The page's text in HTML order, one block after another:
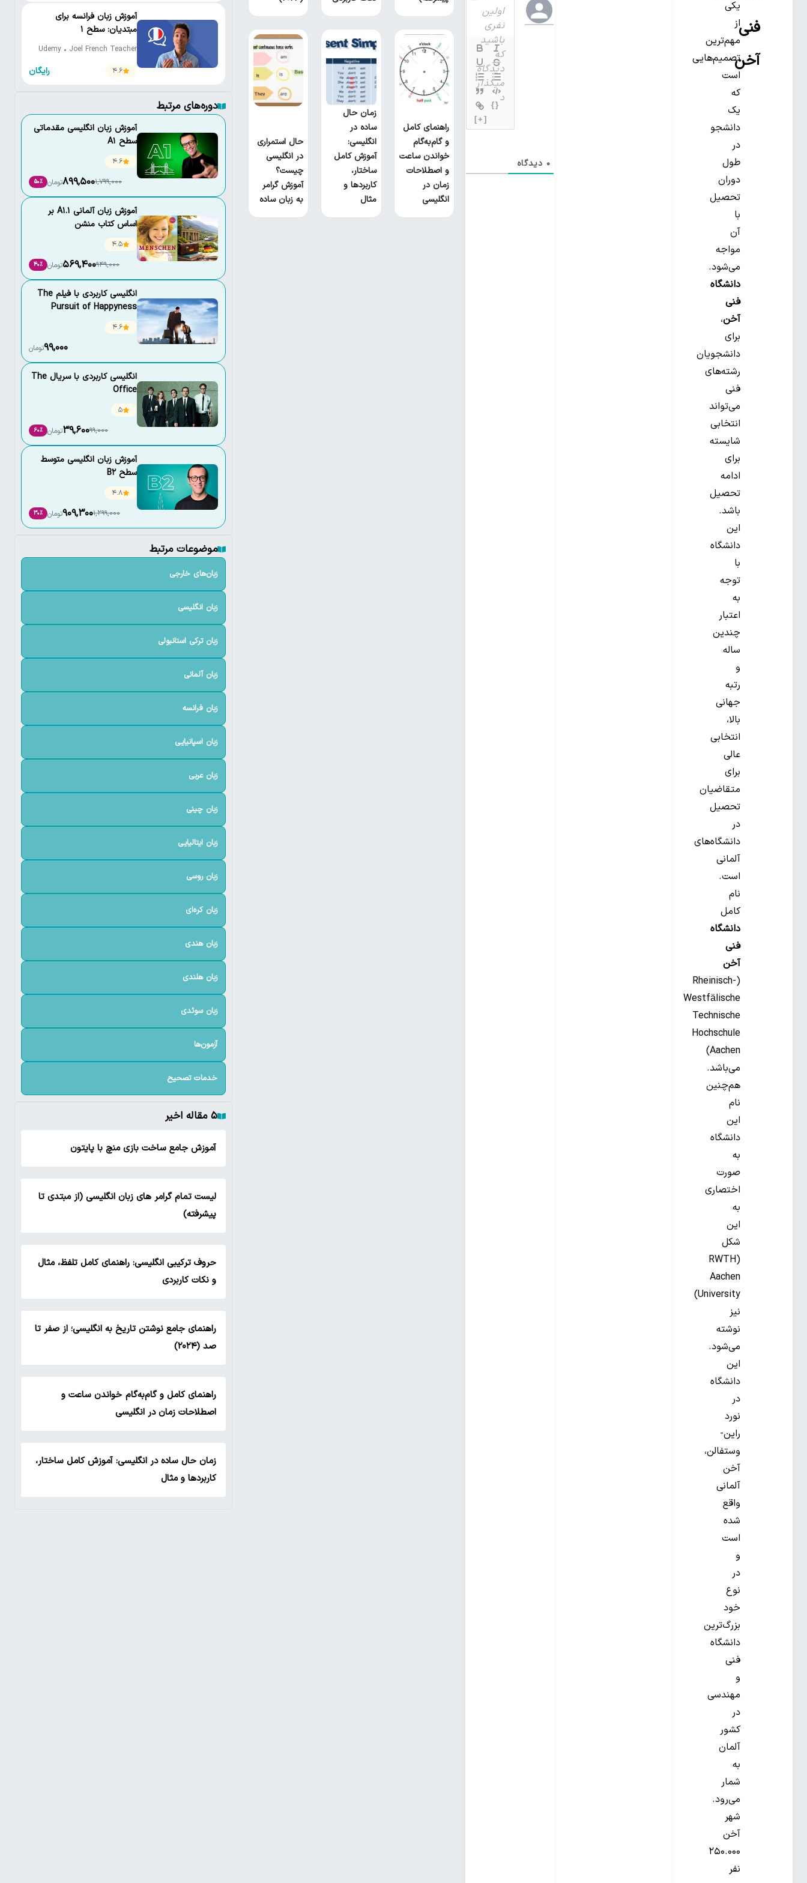
فنی
آخن
یکی
از
مهم‌ترین
تصمیم‌هایی
است
که
یک
دانشجو
در
طول
دوران
تحصیل
با
آن
مواجه
می‌شود.
دانشگاه
فنی
آخن،
برای
دانشجویان
رشته‌های
فنی
می‌تواند
انتخابی
شایسته
برای
ادامه
تحصیل
باشد.
این
دانشگاه
با
توجه
به
اعتبار
چندین
ساله
و
رتبه
جهانی
بالا،
انتخابی
عالی
برای
متقاضیان
تحصیل
در
دانشگاه‌های
آلمانی
است.
نام
کامل
دانشگاه
فنی
آخن
(Rheinisch-
Westfälische
Technische
Hochschule
Aachen)
می‌باشد.
هم‌چنین
نام
این
دانشگاه
به
صورت
اختصاری
به
این
شکل
(RWTH
Aachen
University)
نیز
نوشته
می‌شود.
این
دانشگاه
در
نورد
راین-
وستفالن،
آخن
آلمانی
واقع
شده
است
و
در
نوع
خود
بزرگ‌ترین
دانشگاه
فنی
و
مهندسی
در
کشور
آلمان
به
شمار
می‌رود.
شهر
آخن
۲۵۰.۰۰۰
نفر
{}
[+]
0 دیدگاه
راهنمای کامل
و گام‌به‌گام
خواندن ساعت
و اصطلاحات
زمان در
انگلیسی
زمان حال
ساده در
انگلیسی:
آموزش کامل
ساختار،
کاربردها و
مثال
حال استمراری
در انگلیسی
چیست؟
آموزش گرامر
به زبان ساده
آموزش زبان فرانسه برای
مبتدیان: سطح 1
Udemy • Joel French Teacher
4.6
رایگان
دوره‌های مرتبط
آموزش زبان انگلیسی مقدماتی
سطح A1
4.6
1,799,000
899,500تومان 50٪
آموزش زبان آلمانی A1.1 بر
اساس کتاب منشن
4.5
949,000
569,400تومان 40٪
انگلیسی کاربردی با فیلم The
Pursuit of Happyness
4.6
99,000تومان
انگلیسی کاربردی با سریال The
Office
5
99,000
39,600تومان 60٪
آموزش زبان انگلیسی متوسط
سطح B2
4.8
1,299,000
909,300تومان 30٪
موضوعات مرتبط
زبان‌های خارجی
زبان انگلیسی
زبان ترکی استانبولی
زبان آلمانی
زبان فرانسه
زبان اسپانیایی
زبان عربی
زبان چینی
زبان ایتالیایی
زبان روسی
زبان کره‌ای
زبان هندی
زبان هلندی
زبان سوئدی
آزمون‌ها
خدمات تصحیح
۵ مقاله اخیر
آموزش جامع ساخت بازی منچ با پایتون
لیست تمام گرامر های زبان انگلیسی (از مبتدی تا
پیشرفته)
حروف ترکیبی انگلیسی: راهنمای کامل تلفظ، مثال
و نکات کاربردی
راهنمای جامع نوشتن تاریخ به انگلیسی؛ از صفر تا
صد (۲۰۲۴)
راهنمای کامل و گام‌به‌گام خواندن ساعت و
اصطلاحات زمان در انگلیسی
زمان حال ساده در انگلیسی: آموزش کامل ساختار،
کاربردها و مثال